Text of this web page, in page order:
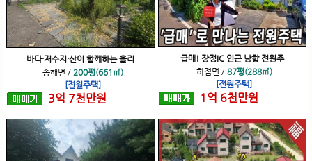
바다·저수지·산이 함께하는 올리
송해면 / 200평(661㎡)
[전원주택]
3억 7천만원
급매! 장정IC 인근 남향 전원주
하점면 / 87평(288㎡)
[전원주택]
1 억 6천만원